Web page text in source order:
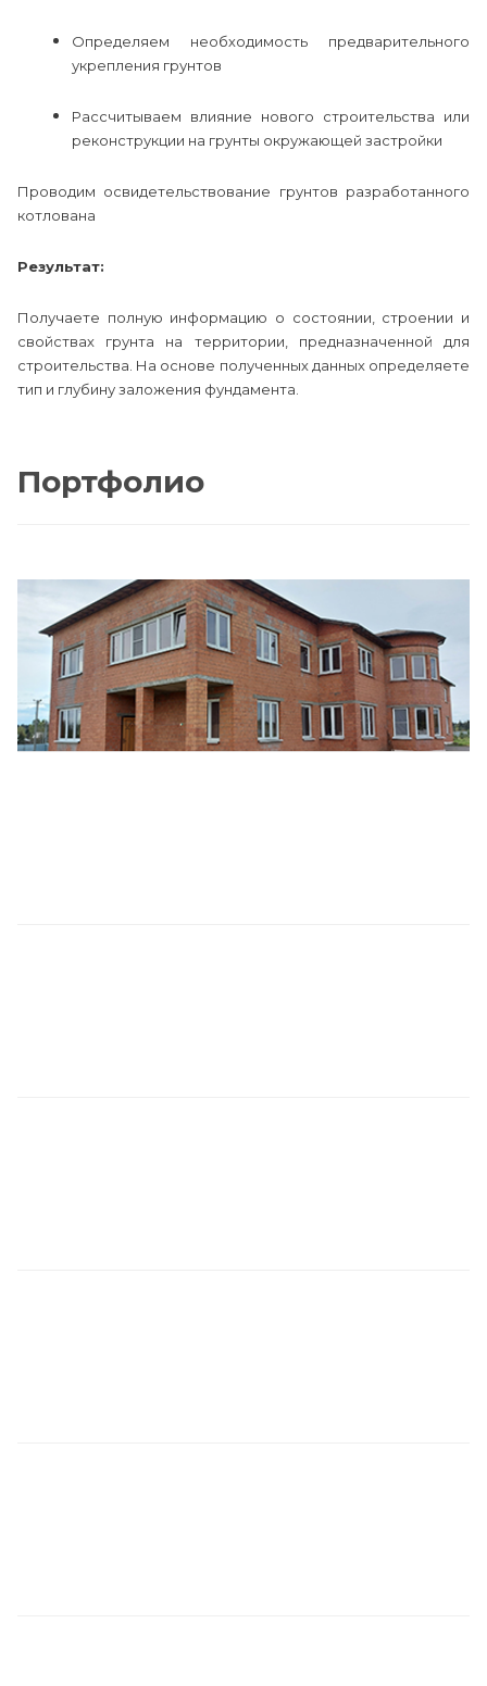
Определяем необходимость предварительного
укрепления грунтов
Рассчитываем влияние нового строительства или
реконструкции на грунты окружающей застройки
Проводим освидетельствование грунтов разработанного
котлована
Результат:
Получаете полную информацию о состоянии, строении и
свойствах грунта на территории, предназначенной для
строительства. На основе полученных данных определяете
тип и глубину заложения фундамента.
Портфолио